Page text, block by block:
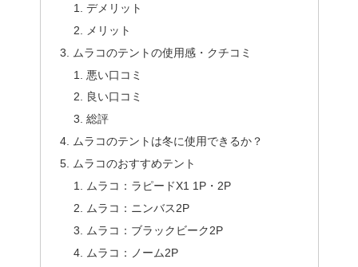
デメリット
メリット
ムラコのテントの使用感・クチコミ
悪い口コミ
良い口コミ
総評
ムラコのテントは冬に使用できるか？
ムラコのおすすめテント
ムラコ：ラピードX1 1P・2P
ムラコ：ニンバス2P
ムラコ：ブラックビーク2P
ムラコ：ノーム2P